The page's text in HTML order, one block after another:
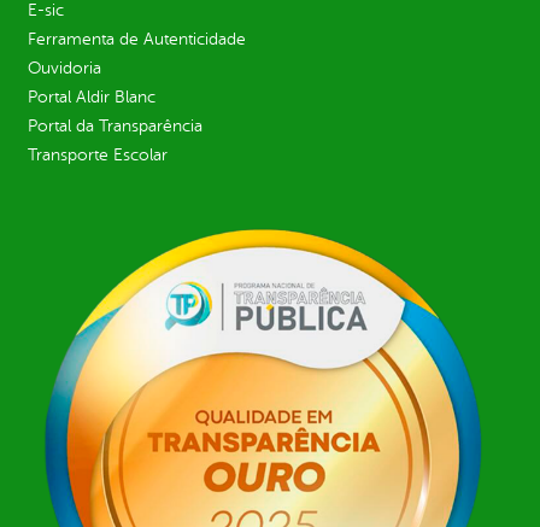
E-sic
Ferramenta de Autenticidade
Ouvidoria
Portal Aldir Blanc
Portal da Transparência
Transporte Escolar